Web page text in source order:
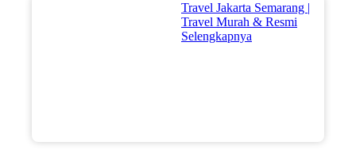
Travel Jakarta Semarang |
Travel Murah & Resmi
Selengkapnya